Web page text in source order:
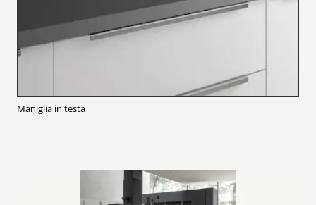
Maniglia in testa